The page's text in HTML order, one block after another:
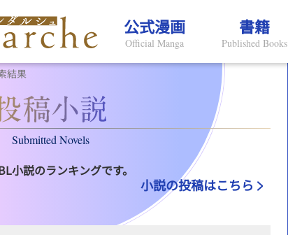
公式漫画
Official Manga
書籍
Published Books
結果
Submitted Novels
小説のランキングです。
小説の投稿はこちら